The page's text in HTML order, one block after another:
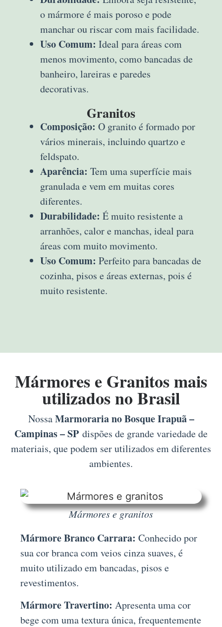
o mármore é mais poroso e pode
manchar ou riscar com mais facilidade.
Uso Comum: Ideal para áreas com
menos movimento, como bancadas de
banheiro, lareiras e paredes
decorativas.
Granitos
Composição: O granito é formado por
vários minerais, incluindo quartzo e
feldspato.
Aparência: Tem uma superfície mais
granulada e vem em muitas cores
diferentes.
Durabilidade: É muito resistente a
arranhões, calor e manchas, ideal para
áreas com muito movimento.
Uso Comum: Perfeito para bancadas de
cozinha, pisos e áreas externas, pois é
muito resistente.
Mármores e Granitos mais
utilizados no Brasil
NossaMarmoraria no Bosque Irapuã –
Campinas – SP dispões de grande variedade de
materiais, que podem ser utilizados em diferentes
ambientes.
Mármores e granitos
Mármore Branco Carrara: Conhecido por
sua cor branca com veios cinza suaves, é
muito utilizado em bancadas, pisos e
revestimentos.
Mármore Travertino: Apresenta uma cor
bege com uma textura única, frequentemente